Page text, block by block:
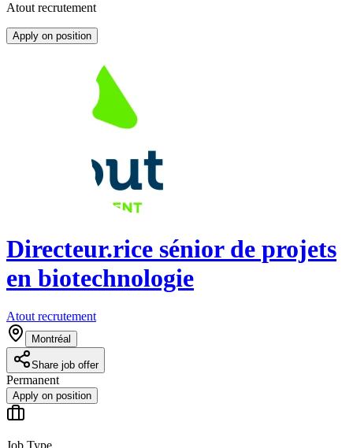
Atout recrutement
Apply on position
Directeur.rice sénior de projets
en biotechnologie
Atout recrutement
Montréal
Share job offer
Permanent
Apply on position
Job Type